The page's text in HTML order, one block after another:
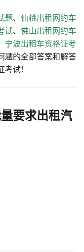
题、 仙桃出租网约车
试、 佛山出租网约车
宁波出租车资格证考
题的全部答案和解答
试！
要求出租汽